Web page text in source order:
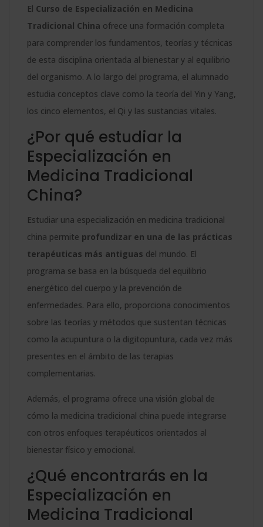
El Curso de Especialización en Medicina
Tradicional China ofrece una formación completa
para comprender los fundamentos, teorías y técnicas
de esta disciplina orientada al bienestar y al equilibrio
del organismo. A lo largo del programa, el alumnado
estudia conceptos clave como la teoría del Yin y Yang,
los cinco elementos, el Qi y las sustancias vitales.
¿Por qué estudiar la
Especialización en
Medicina Tradicional
China?
Estudiar una especialización en medicina tradicional
china permite profundizar en una de las prácticas
terapéuticas más antiguas del mundo. El
programa se basa en la búsqueda del equilibrio
energético del cuerpo y la prevención de
enfermedades. Para ello, proporciona conocimientos
sobre las teorías y métodos que sustentan técnicas
como la acupuntura o la digitopuntura, cada vez más
presentes en el ámbito de las terapias
complementarias.
Además, el programa ofrece una visión global de
cómo la medicina tradicional china puede integrarse
con otros enfoques terapéuticos orientados al
bienestar físico y emocional.
¿Qué encontrarás en la
Especialización en
Medicina Tradicional